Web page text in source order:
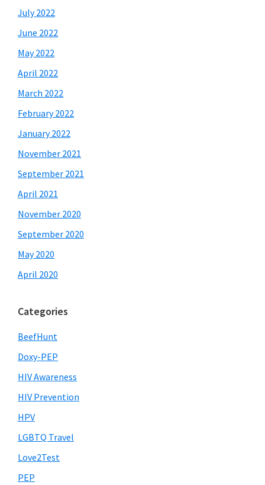
July 2022
June 2022
May 2022
April 2022
March 2022
February 2022
January 2022
November 2021
September 2021
April 2021
November 2020
September 2020
May 2020
April 2020
Categories
BeefHunt
Doxy-PEP
HIV Awareness
HIV Prevention
HPV
LGBTQ Travel
Love2Test
PEP